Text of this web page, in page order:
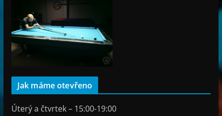
Jak máme otevřeno
Úterý a čtvrtek – 15:00-19:00